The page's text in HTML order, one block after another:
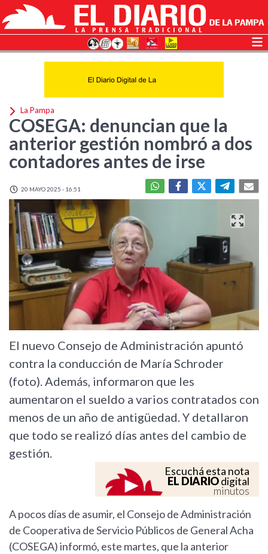
La Pampa
COSEGA: denuncian que la
anterior gestión nombró a dos
contadores antes de irse
20 MAYO 2025 - 16:51
El nuevo Consejo de Administración apuntó
contra la conducción de María Schroder
(foto). Además, informaron que les
aumentaron el sueldo a varios contratados con
menos de un año de antigüedad. Y detallaron
que todo se realizó días antes del cambio de
gestión.
Escuchá esta nota
EL DIARIOdigital
minutos
A pocos días de asumir, el Consejo de Administración
de Cooperativa de Servicio Públicos de General Acha
(COSEGA) informó, este martes, que la anterior